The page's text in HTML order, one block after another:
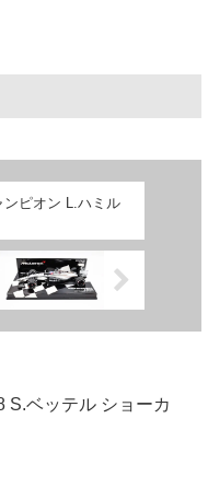
ンピオン L.ハミル
S.ベッテル ショーカ